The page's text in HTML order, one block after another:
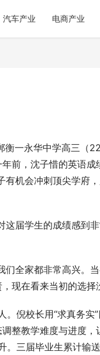
汽车产业 电商产业
一永华中学高三（
前，沈子惜的英语成
机会冲刺顶尖学府
这届学生的成绩感到
全家都非常高兴。
现在看来当初的选择
倪校长用“求真务实
整教学难度与进度，
。三届毕业生累计输